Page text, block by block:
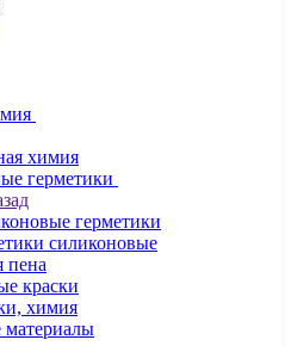
химия
герметики
герметики
силиконовые
пена
краски
химия